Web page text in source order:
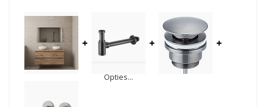
+
Opties...
+ +